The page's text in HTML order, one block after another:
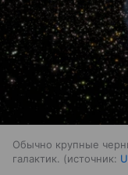
Обычно крупные
галактик.
источник: